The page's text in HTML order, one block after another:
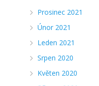
Prosinec 2021
Únor 2021
Leden 2021
Srpen 2020
Květen 2020